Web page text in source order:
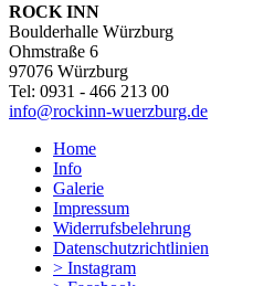
ROCK INN
Boulderhalle Würzburg
Ohmstraße 6
97076 Würzburg
Tel: 0931 - 466 213 00
info@rockinn-wuerzburg.de
Home
Info
Galerie
Impressum
Widerrufsbelehrung
Datenschutzrichtlinien
> Instagram